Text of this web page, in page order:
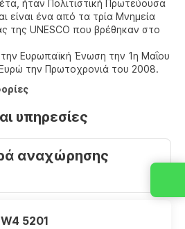
ήταν Πολιτιστική Πρωτεύουσα
είναι ένα από τα τρία Μνημεία
της UNESCO που βρέθηκαν στο
Ευρωπαϊκή Ένωση την 1η Μαΐου
την Πρωτοχρονιά του 2008.
υπηρεσίες
αναχώρησης
5201